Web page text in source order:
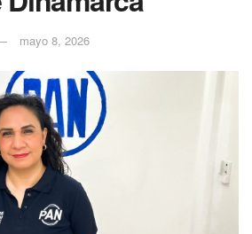
mayo 8, 2026